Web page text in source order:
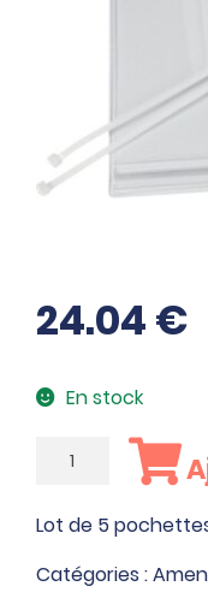
24.04€
En stock
quantité
de
5
Lot de 5
Catégories :